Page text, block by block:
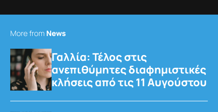
More from News
Γαλλία: Τέλος στις
ανεπιθύμητες διαφημιστικές
κλήσεις από τις 11 Αυγούστου